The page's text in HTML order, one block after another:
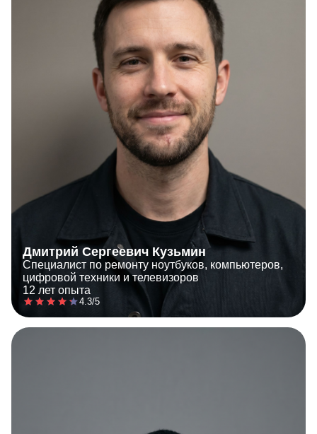
Дмитрий Сергеевич Кузьмин
Специалист по ремонту ноутбуков, компьютеров,
цифровой техники и телевизоров
12 лет опыта
4.3/5